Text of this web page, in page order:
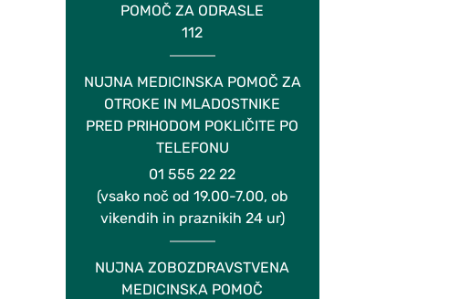
POMOČ ZA ODRASLE
112
NUJNA MEDICINSKA POMOČ ZA
OTROKE IN MLADOSTNIKE
PRED PRIHODOM POKLIČITE PO
TELEFONU
01 555 22 22
(vsako noč od 19.00-7.00, ob
vikendih in praznikih 24 ur)
NUJNA ZOBOZDRAVSTVENA
MEDICINSKA POMOČ